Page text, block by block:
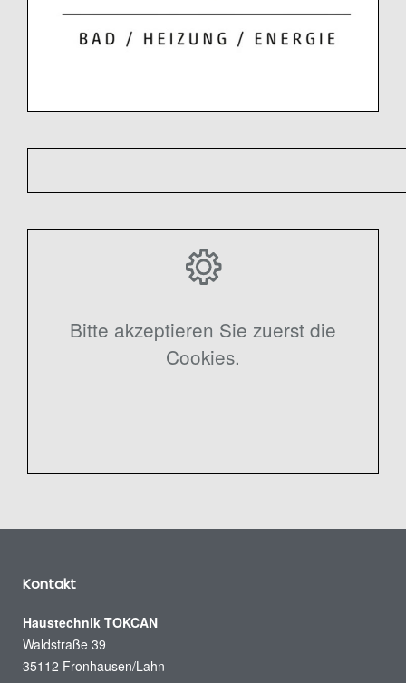
Bitte akzeptieren Sie zuerst die
Cookies.
Kontakt
Haustechnik TOKCAN
Waldstraße 39
35112 Fronhausen/Lahn